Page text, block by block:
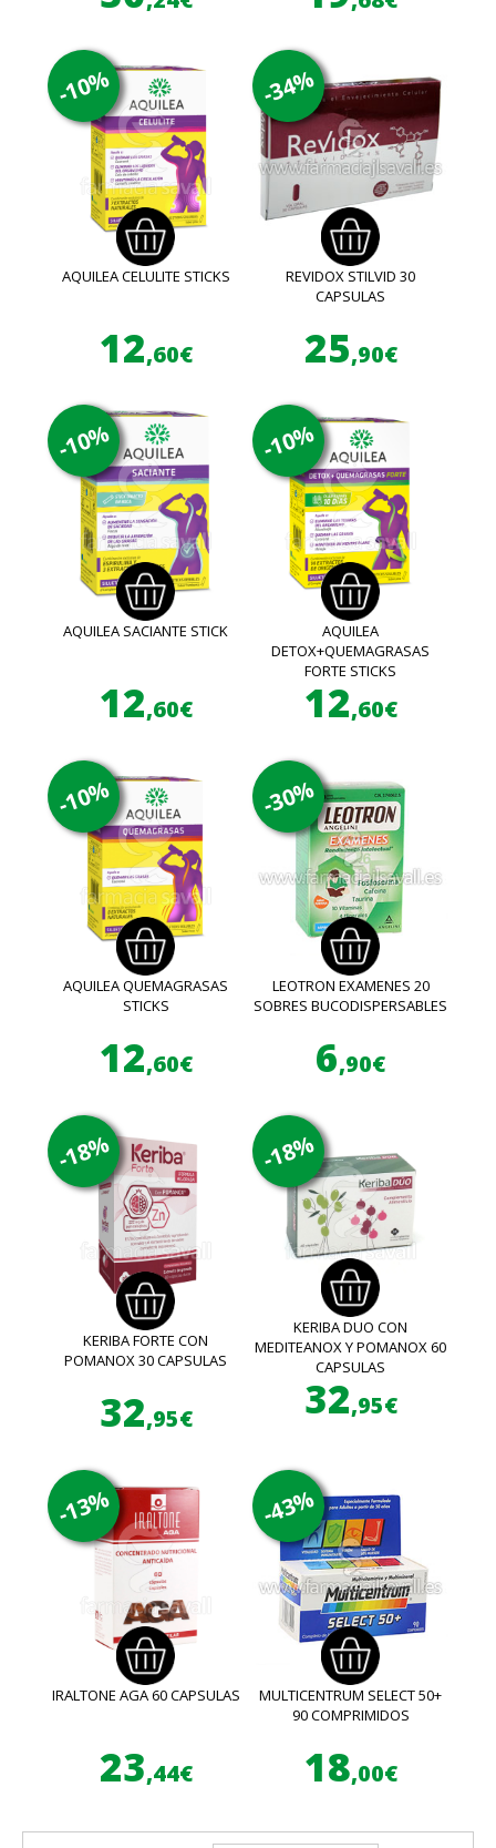
-10%
AQUILEA CELULITE STICKS
12,60€
-34%
REVIDOX STILVID 30
CAPSULAS
25,90€
-10%
AQUILEA SACIANTE STICK
12,60€
-10%
AQUILEA
DETOX+QUEMAGRASAS
FORTE STICKS
12,60€
-10%
AQUILEA QUEMAGRASAS
STICKS
12,60€
-30%
LEOTRON EXAMENES 20
SOBRES BUCODISPERSABLES
6,90€
-18%
KERIBA FORTE CON
POMANOX 30 CAPSULAS
32,95€
-18%
KERIBA DUO CON
MEDITEANOX Y POMANOX 60
CAPSULAS
32,95€
-13%
IRALTONE AGA 60 CAPSULAS
23,44€
-43%
MULTICENTRUM SELECT 50+
90 COMPRIMIDOS
18,00€